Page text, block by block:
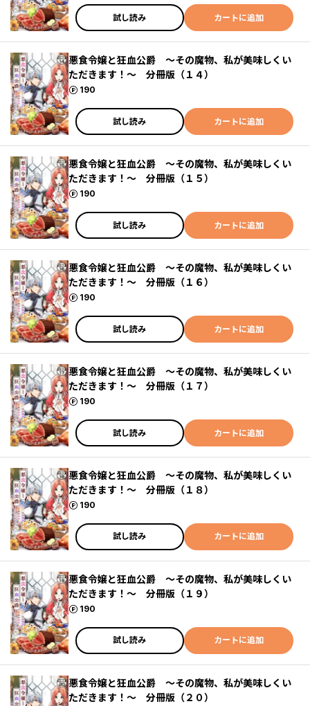
試し読み カートに追加
悪食令嬢と狂血公爵 ～その魔物、私が美味しくい
ただきます！～ 分冊版（１４）
190
ポイント
試し読み カートに追加
悪食令嬢と狂血公爵 ～その魔物、私が美味しくい
ただきます！～ 分冊版（１５）
190
ポイント
試し読み カートに追加
悪食令嬢と狂血公爵 ～その魔物、私が美味しくい
ただきます！～ 分冊版（１６）
190
ポイント
試し読み カートに追加
悪食令嬢と狂血公爵 ～その魔物、私が美味しくい
ただきます！～ 分冊版（１７）
190
ポイント
試し読み カートに追加
悪食令嬢と狂血公爵 ～その魔物、私が美味しくい
ただきます！～ 分冊版（１８）
190
ポイント
試し読み カートに追加
悪食令嬢と狂血公爵 ～その魔物、私が美味しくい
ただきます！～ 分冊版（１９）
190
ポイント
試し読み カートに追加
悪食令嬢と狂血公爵 ～その魔物、私が美味しくい
ただきます！～ 分冊版（２０）